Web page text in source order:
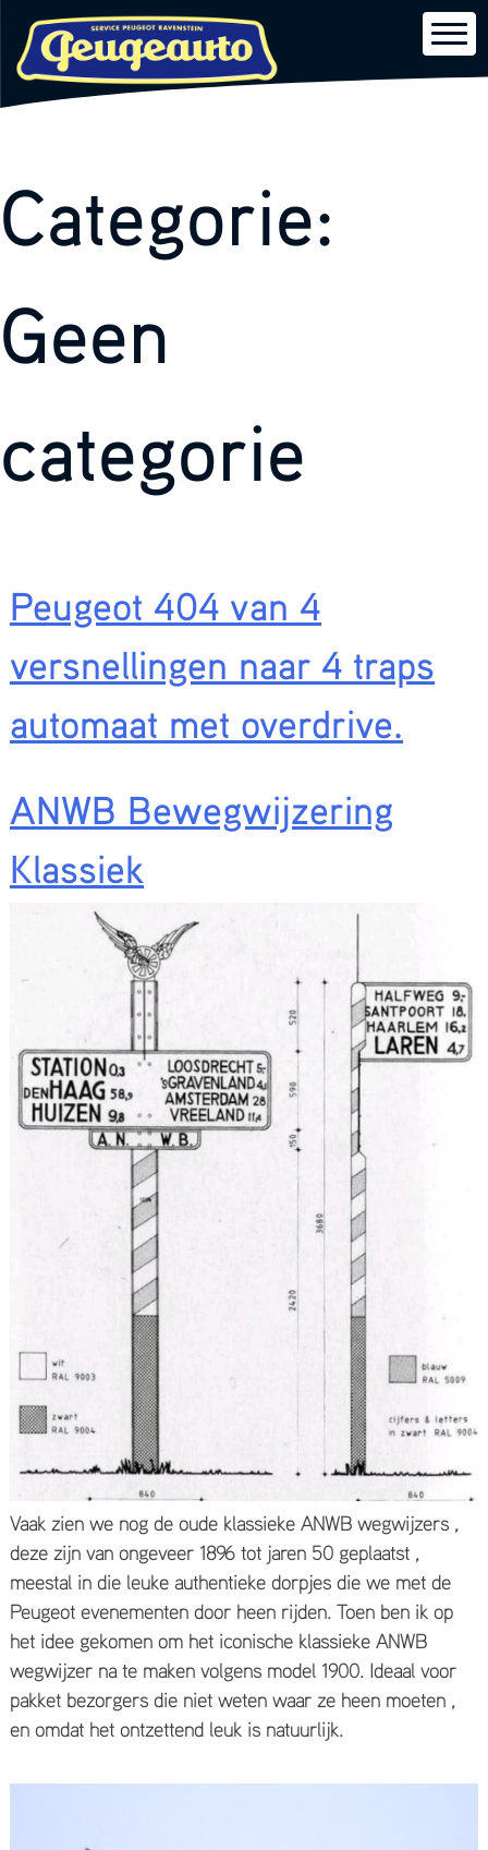
to
content
Categorie:
Geen
categorie
Peugeot 404 van 4
versnellingen naar 4 traps
automaat met overdrive.
ANWB Bewegwijzering
Klassiek
Vaak zien we nog de oude klassieke ANWB wegwijzers ,
deze zijn van ongeveer 1896 tot jaren 50 geplaatst ,
meestal in die leuke authentieke dorpjes die we met de
Peugeot evenementen door heen rijden. Toen ben ik op
het idee gekomen om het iconische klassieke ANWB
wegwijzer na te maken volgens model 1900. Ideaal voor
pakket bezorgers die niet weten waar ze heen moeten ,
en omdat het ontzettend leuk is natuurlijk.